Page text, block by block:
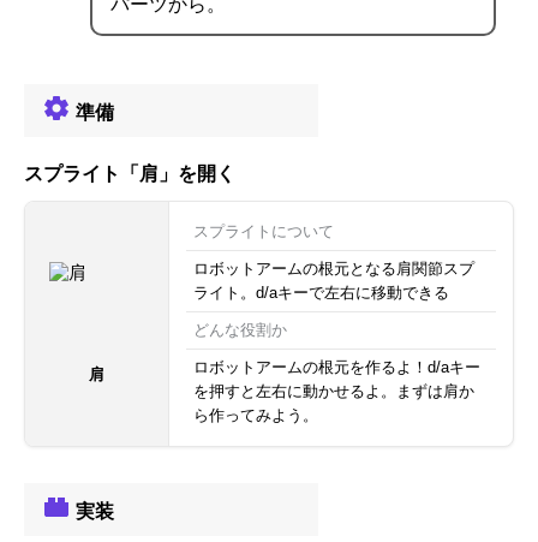
準備
スプライト「肩」を開く
肩
スプライトについて
ロボットアームの根元となる肩関節スプ
ライト。d/aキーで左右に移動できる
どんな役割か
ロボットアームの根元を作るよ！d/aキー
を押すと左右に動かせるよ。まずは肩か
ら作ってみよう。
実装